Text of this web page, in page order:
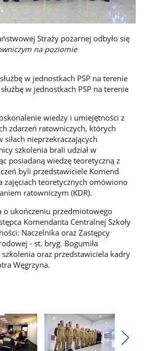
Straży pożarnej odbyło się
na poziomie
w jednostkach PSP na terenie
w jednostkach PSP na terenie
wiedzy i umiejętności z
zdarzeń ratowniczych, których
nieprzekraczających
szkolenia brali udział w
posiadaną wiedzę teoretyczną z
byli przedstawiciele Komend
zajęciach teoretycznych omówiono
ratowniczym (KDR).
o ukończeniu przedmiotowego
Komendanta Centralnej Szkoły
Naczelnika oraz Zastępcy
- st. bryg. Bogumiła
oraz przedstawiciela kadry
Węgrzyna.